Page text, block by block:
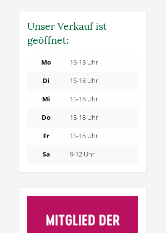
Unser Verkauf ist
geöffnet:
Mo 15-18 Uhr
Di 15-18 Uhr
Mi 15-18 Uhr
Do 15-18 Uhr
Fr 15-18 Uhr
Sa 9-12 Uhr